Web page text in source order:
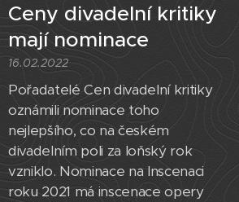
Ceny divadelní kritiky
mají nominace
16.02.2022
Pořadatelé Cen divadelní kritiky
oznámili nominace toho
nejlepšího, co na českém
divadelním poli za loňský rok
vzniklo. Nominace na Inscenaci
roku 2021 má inscenace opery